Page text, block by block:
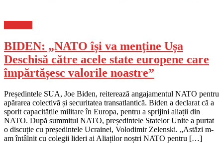
BIDEN: „NATO își va menține Ușa
Deschisă către acele state europene care
împărtășesc valorile noastre”
Președintele SUA, Joe Biden, reiterează angajamentul NATO pentru
apărarea colectivă și securitatea transatlantică. Biden a declarat că a
sporit capacitățile militare în Europa, pentru a sprijini aliații din
NATO. După summitul NATO, președintele Statelor Unite a purtat
o discuție cu președintele Ucrainei, Volodimir Zelenski. „Astăzi m-
am întâlnit cu colegii lideri ai Aliaților noștri NATO pentru […]